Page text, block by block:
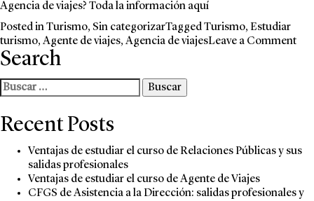
Agencia de viajes? Toda la información aquí
Posted inTurismo, Sin categorizarTaggedTurismo, Estudiar
turismo, Agente de viajes, Agencia de viajesLeave a Commenton
Search
Buscar:
Recent Posts
Ventajas de estudiar el curso de Relaciones Públicas y sus
salidas profesionales
Ventajas de estudiar el curso de Agente de Viajes
CFGS de Asistencia a la Dirección: salidas profesionales y